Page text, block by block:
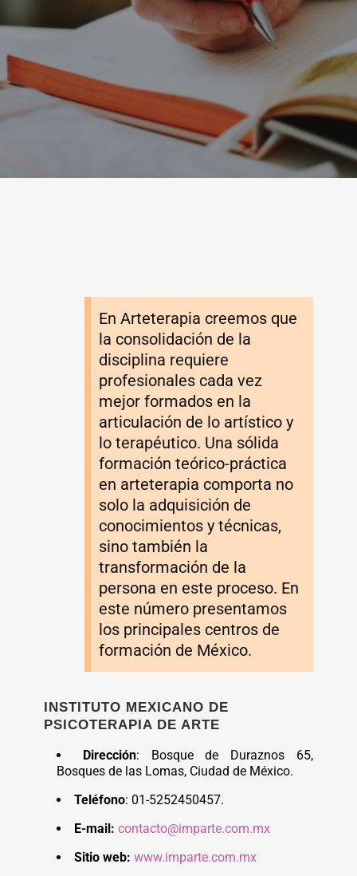
En Arteterapia creemos que
la consolidación de la
disciplina requiere
profesionales cada vez
mejor formados en la
articulación de lo artístico y
lo terapéutico. Una sólida
formación teórico-práctica
en arteterapia comporta no
solo la adquisición de
conocimientos y técnicas,
sino también la
transformación de la
persona en este proceso. En
este número presentamos
los principales centros de
formación de México.
INSTITUTO MEXICANO DE
PSICOTERAPIA DE ARTE
Dirección: Bosque de Duraznos 65,
Bosques de las Lomas, Ciudad de México.
Teléfono: 01-5252450457.
E-mail: contacto@imparte.com.mx
Sitio web: www.imparte.com.mx